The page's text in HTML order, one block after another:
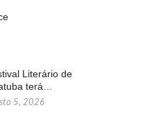
Literário de
terá…
5, 2026